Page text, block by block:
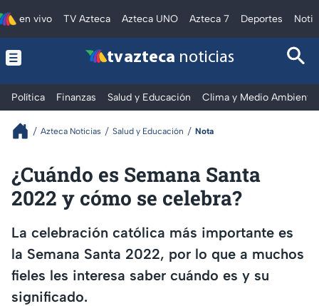
en vivo TV Azteca Azteca UNO Azteca 7 Deportes
tv azteca noticias
Política Finanzas Salud y Educación Clima y Medio Ambiente
Azteca Noticias Salud y Educación Nota
¿Cuándo es Semana Santa
2022 y cómo se celebra?
La celebración católica más importante es
la Semana Santa 2022, por lo que a muchos
fieles les interesa saber cuándo es y su
significado.